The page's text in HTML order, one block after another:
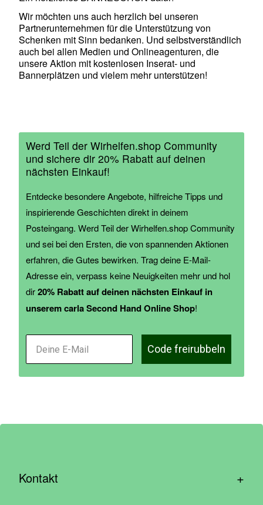
Wir möchten uns auch herzlich bei unseren
Partnerunternehmen für die Unterstützung von
Schenken mit Sinn bedanken. Und selbstverständlich
auch bei allen Medien und Onlineagenturen, die
unsere Aktion mit kostenlosen Inserat- und
Bannerplätzen und vielem mehr unterstützen!
Werd Teil der Wirhelfen.shop Community
und sichere dir 20% Rabatt auf deinen
nächsten Einkauf!
Entdecke besondere Angebote, hilfreiche Tipps und
inspirierende Geschichten direkt in deinem
Posteingang. Werd Teil der Wirhelfen.shop Community
und sei bei den Ersten, die von spannenden Aktionen
erfahren, die Gutes bewirken. Trag deine E-Mail-
Adresse ein, verpass keine Neuigkeiten mehr und hol
dir20% Rabatt auf deinen nächsten Einkauf in
unserem carla Second Hand Online Shop!
Code freirubbeln
Kontakt +